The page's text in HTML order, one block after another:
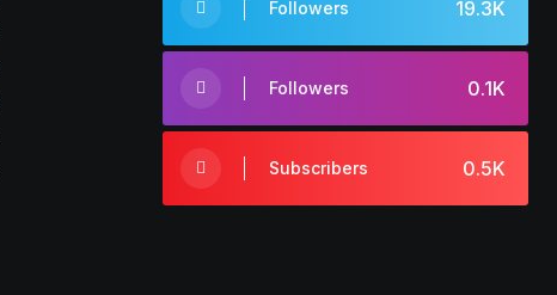
19.3K
Followers
0.1K
Followers
0.5K
Subscribers